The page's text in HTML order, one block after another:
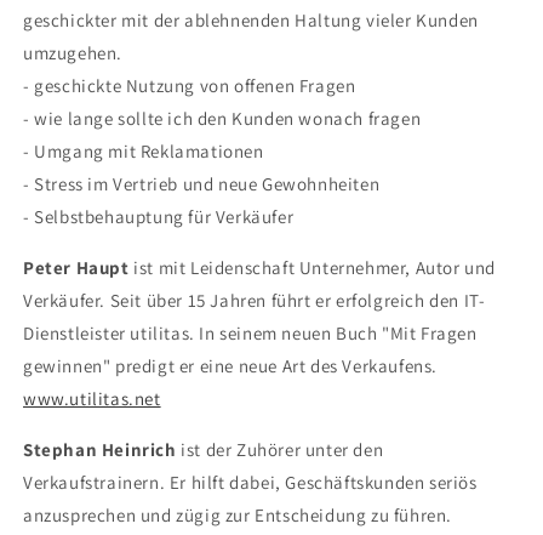
geschickter mit der ablehnenden Haltung vieler Kunden
umzugehen.
- geschickte Nutzung von offenen Fragen
- wie lange sollte ich den Kunden wonach fragen
- Umgang mit Reklamationen
- Stress im Vertrieb und neue Gewohnheiten
- Selbstbehauptung für Verkäufer
Peter Haupt ist mit Leidenschaft Unternehmer, Autor und
Verkäufer. Seit über 15 Jahren führt er erfolgreich den IT-
Dienstleister utilitas. In seinem neuen Buch "Mit Fragen
gewinnen" predigt er eine neue Art des Verkaufens.
www.utilitas.net
Stephan Heinrich ist der Zuhörer unter den
Verkaufstrainern. Er hilft dabei, Geschäftskunden seriös
anzusprechen und zügig zur Entscheidung zu führen.